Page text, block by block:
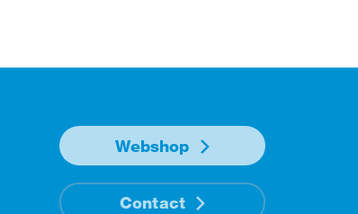
Webshop
Contact